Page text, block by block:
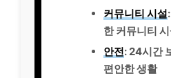
커뮤니티 시설
한 커뮤니티
안전: 24시간
편안한 생활